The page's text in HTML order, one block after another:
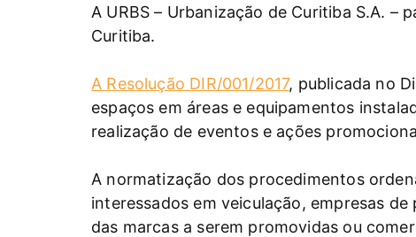
A URBS – Urbanização de Curitiba S.A.
Curitiba.
A Resolução DIR/001/2017, publicada no
espaços em áreas e equipamentos
realização de eventos e ações
A normatização dos procedimentos
interessados em veiculação, empresas
das marcas a serem promovidas ou